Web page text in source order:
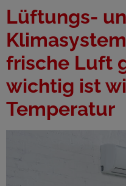
Lüftungs-
frische Luft
wichtig ist
Temperatur